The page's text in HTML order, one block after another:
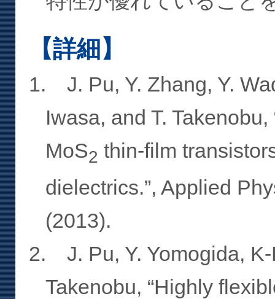
【詳細】
1. J. Pu, Y. Zhang, Y.
Iwasa, and T.
MoS2 thin-film
dielectrics.”, Applied
(2013).
2. J. Pu, Y. Yomogida, K-
Takenobu, “Highly